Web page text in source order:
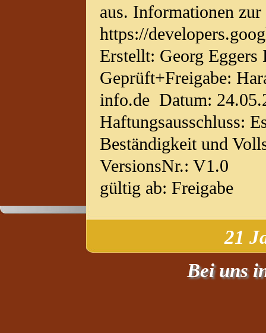
aus. Informationen
https://
Erstellt: Georg
Geprüft+Freigabe:
info.de Datum:
Haftungsausschluss:
Beständigkeit und
VersionsNr.: V1.0
gültig ab: Freigabe
21
Bei uns